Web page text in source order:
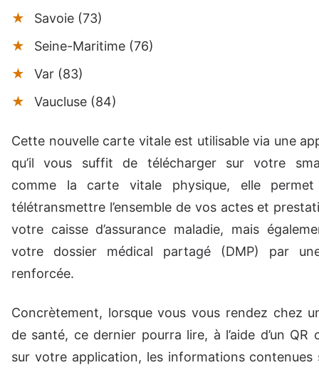
Savoie (73)
Seine-Maritime (76)
Var (83)
Vaucluse (84)
Cette nouvelle carte vitale est utilisable via une
qu’il vous suffit de télécharger sur votre
comme la carte vitale physique, elle
télétransmettre l’ensemble de vos actes et
votre caisse d’assurance maladie, mais
votre dossier médical partagé (DMP) par
renforcée.
Concrètement, lorsque vous vous rendez chez
de santé, ce dernier pourra lire, à l’aide d’un QR
sur votre application, les informations